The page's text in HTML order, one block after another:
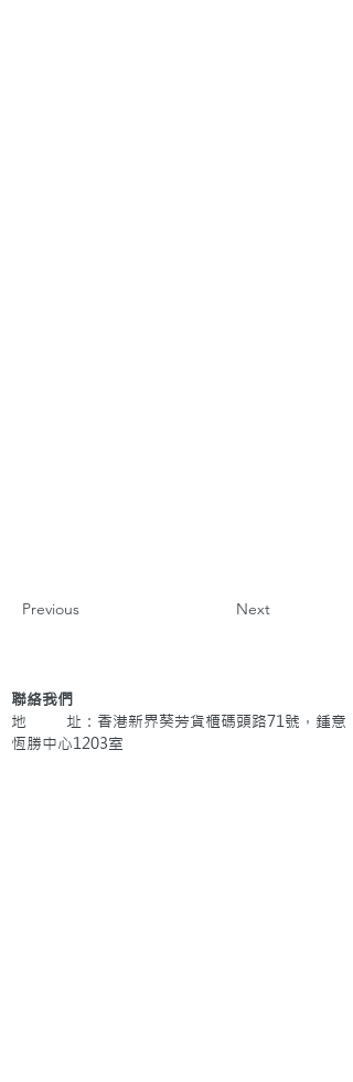
Previous Next
聯絡我們
地 址：香港新界葵芳貨櫃碼頭路71號，鍾意
恆勝中心1203室